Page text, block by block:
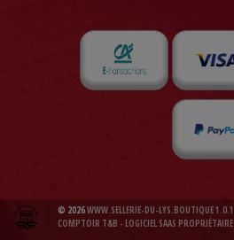
© 2026WWW.SELLERIE-DU-LYS.BOUTIQUE 1.0.1
COMPTOIR T&B - LOGICIEL SAAS PROPRIÉTAIRE